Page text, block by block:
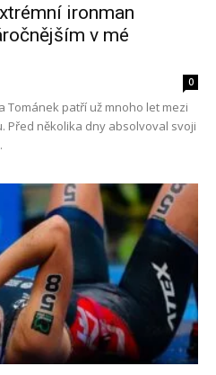
ironman
v mé
0
Tománek patří už mnoho let mezi
Před několika dny absolvoval svoji